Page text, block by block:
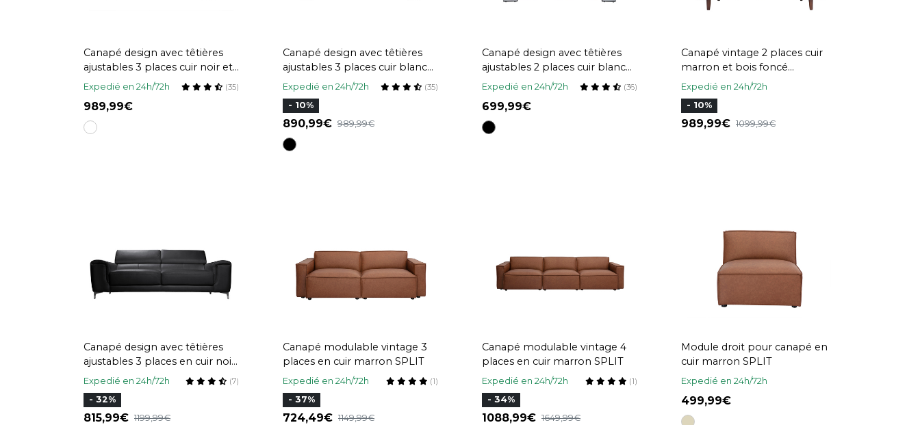
Canapé design avec têtières
ajustables 3 places cuir noir et
acier chromé EWING
Expedié en 24h/72h (35)
989,99
Canapé design avec têtières
ajustables 3 places cuir blanc
et acier chromé EWING
Expedié en 24h/72h (35)
- 10%
890,99 989,99
Canapé design avec têtières
ajustables 2 places cuir blanc
et acier chromé EWING
Expedié en 24h/72h (36)
699,99
Canapé vintage 2 places cuir
marron et bois foncé
BRADLEY
Expedié en 24h/72h
- 10%
989,99 1099,99
Canapé design avec têtières
ajustables 3 places en cuir noir
et acier chromé NEVADA
Expedié en 24h/72h (7)
- 32%
815,99 1199,99
Canapé modulable vintage 3
places en cuir marron SPLIT
Expedié en 24h/72h (1)
- 37%
724,49 1149,99
Canapé modulable vintage 4
places en cuir marron SPLIT
Expedié en 24h/72h (1)
- 34%
1088,99 1649,99
Module droit pour canapé en
cuir marron SPLIT
Expedié en 24h/72h
499,99